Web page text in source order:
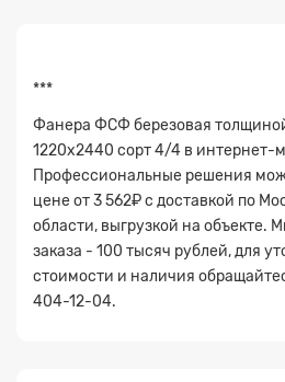
***
Фанера ФСФ березовая
1220х2440 сорт 4/4 в
Профессиональные решения
цене от 3 562₽ с доставкой по
области, выгрузкой на объекте.
заказа - 100 тысяч рублей, для
стоимости и наличия
404-12-04.